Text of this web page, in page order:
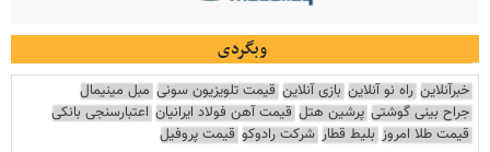
وبگردی
خبرآنلاین راه نو آنلاین بازی آنلاین قیمت تلویزیون سونی مبل مینیمال
جراح بینی گوشتی پرشین هتل قیمت آهن فولاد ایرانیان اعتبارسنجی بانکی
قیمت طلا امروز بلیط قطار شرکت رادوکو قیمت پروفیل